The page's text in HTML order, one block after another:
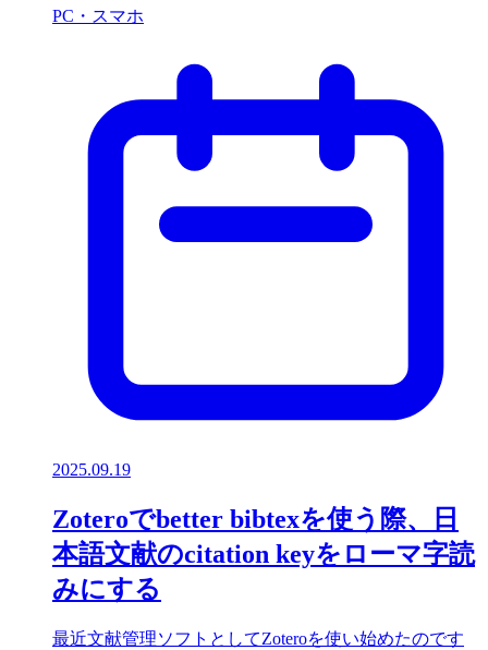
PC・スマホ
2025.09.19
Zoteroでbetter bibtexを使う際、日
本語文献のcitation keyをローマ字読
みにする
最近文献管理ソフトとしてZoteroを使い始めたのです